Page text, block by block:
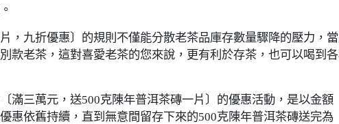
九折優惠〕的規則不僅能分散老茶品庫存數量驟降的壓力，
款老茶，這對喜愛老茶的您來說，更有利於存茶，也可以喝到
三萬元，送500克陳年普洱茶磚一片〕的優惠活動，是以金額
惠依舊持續，直到無意間留存下來的500克陳年普洱茶磚送完為